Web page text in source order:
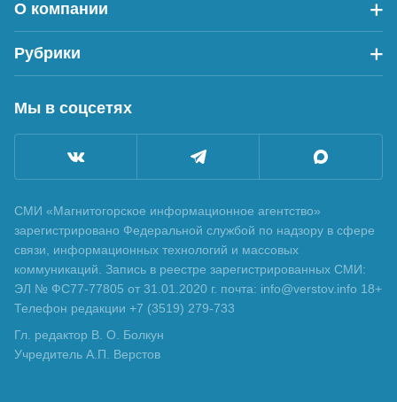
О компании
Рубрики
Мы в соцсетях
СМИ «Магнитогорское информационное агентство»
зарегистрировано Федеральной службой по надзору в сфере
связи, информационных технологий и массовых
коммуникаций. Запись в реестре зарегистрированных СМИ:
ЭЛ № ФС77-77805 от 31.01.2020 г. почта: info@verstov.info 18+
Телефон редакции +7 (3519) 279-733
Гл. редактор В. О. Болкун
Учредитель А.П. Верстов